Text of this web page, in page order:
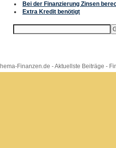
Bei der Finanzierung Zinsen
Extra Kredit benötigt
Finanzen.de -Aktuellste Beiträge -